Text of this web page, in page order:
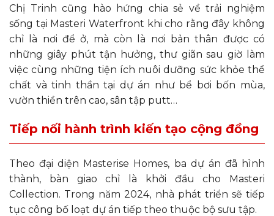
Chị Trinh cũng hào hứng chia sẻ về trải nghiệm
sống tại Masteri Waterfront khi cho rằng đây không
chỉ là nơi để ở, mà còn là nơi bản thân được có
những giây phút tận hưởng, thư giãn sau giờ làm
việc cùng những tiện ích nuôi dưỡng sức khỏe thể
chất và tinh thần tại dự án như bể bơi bốn mùa,
vườn thiền trên cao, sân tập putt…
Tiếp nối hành trình kiến tạo cộng đồng
Theo đại diện Masterise Homes, ba dự án đã hình
thành, bàn giao chỉ là khởi đầu cho Masteri
Collection. Trong năm 2024, nhà phát triển sẽ tiếp
tục công bố loạt dự án tiếp theo thuộc bộ sưu tập.